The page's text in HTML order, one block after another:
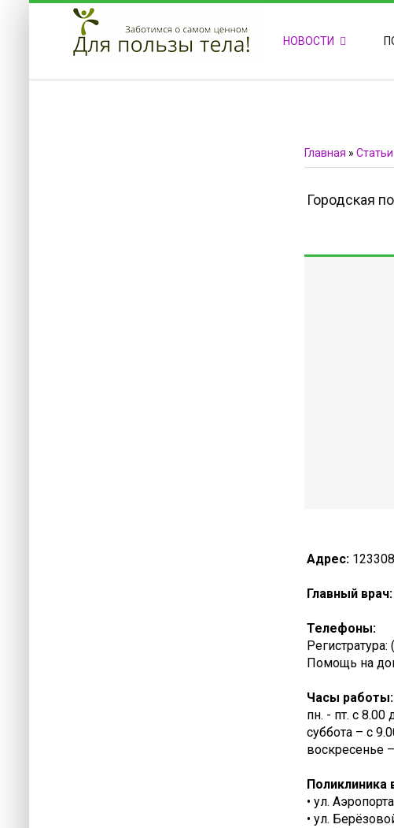
ПРИВЕТСТВУЕМ НА НАШЕМ САЙТЕ
Блок скоро обновится НОВОСТИ
Главная » Статьи
Городская
Адрес:
Главный врач:
Телефоны:
Помощь на
Часы работы:
пн. - пт. с 8.00
суббота – с
воскресенье
• ул.
• ул.